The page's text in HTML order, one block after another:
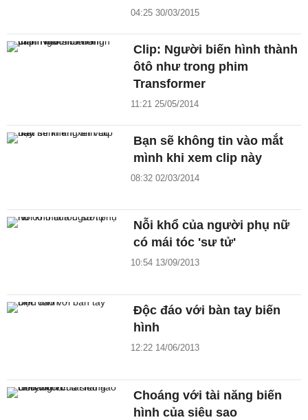
04:25 30/03/2015
Clip: Người biến hình thành
ôtô như trong phim
Transformer
11:21 25/05/2014
Bạn sẽ không tin vào mắt
mình khi xem clip này
08:32 02/03/2014
Nỗi khổ của người phụ nữ
có mái tóc 'sư tử'
10:54 13/09/2013
Độc đáo với bàn tay biến
hình
12:22 14/06/2013
Choáng với tài năng biến
hình của siêu sao